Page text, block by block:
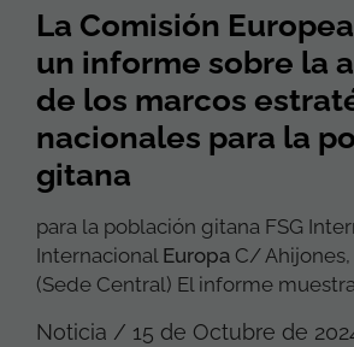
La Comisión
un informe sobre la
de los marcos
nacionales para la
gitana
para la población gitana FSG
Internacional Europa C/
(Sede Central) El informe
Noticia / 15 de Octubre de